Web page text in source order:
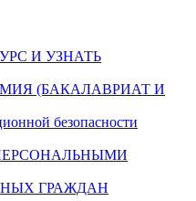
И УЗНАТЬ
(БАКАЛАВРИАТ И
безопасности
ГРАЖДАН